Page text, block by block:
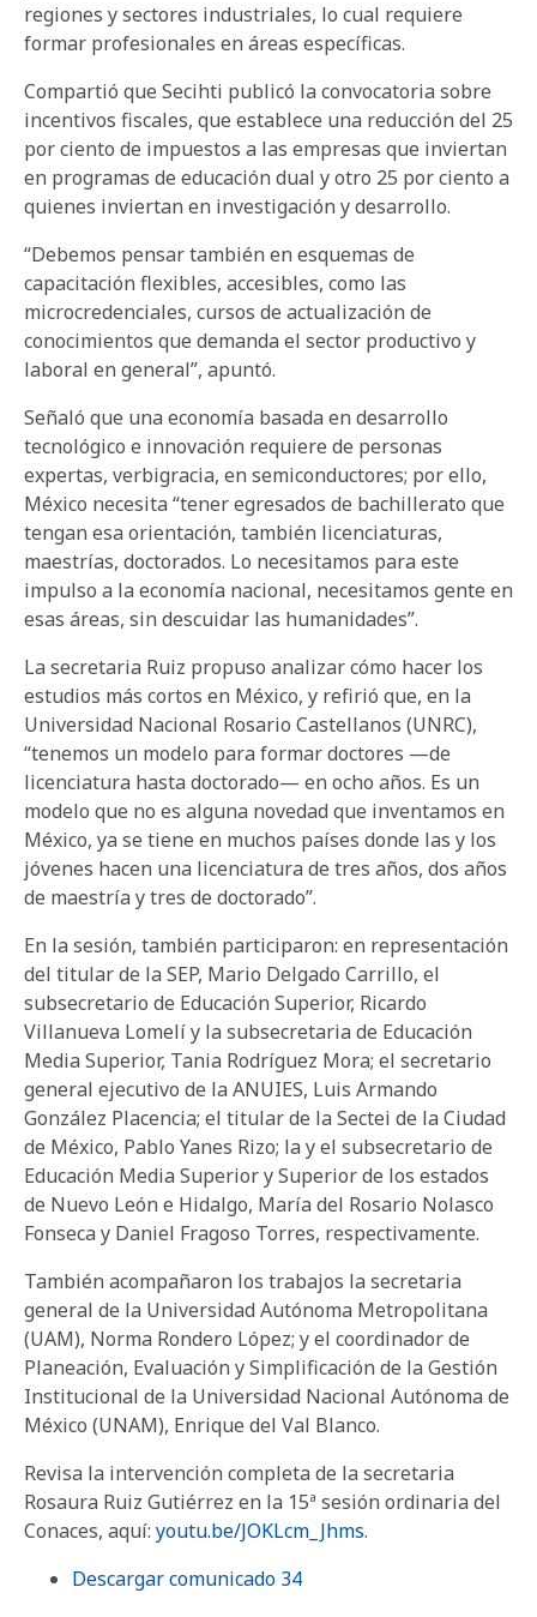
regiones y sectores industriales, lo cual requiere
formar profesionales en áreas específicas.
Compartió que Secihti publicó la convocatoria sobre
incentivos fiscales, que establece una reducción del 25
por ciento de impuestos a las empresas que inviertan
en programas de educación dual y otro 25 por ciento a
quienes inviertan en investigación y desarrollo.
“Debemos pensar también en esquemas de
capacitación flexibles, accesibles, como las
microcredenciales, cursos de actualización de
conocimientos que demanda el sector productivo y
laboral en general”, apuntó.
Señaló que una economía basada en desarrollo
tecnológico e innovación requiere de personas
expertas, verbigracia, en semiconductores; por ello,
México necesita “tener egresados de bachillerato que
tengan esa orientación, también licenciaturas,
maestrías, doctorados. Lo necesitamos para este
impulso a la economía nacional, necesitamos gente en
esas áreas, sin descuidar las humanidades”.
La secretaria Ruiz propuso analizar cómo hacer los
estudios más cortos en México, y refirió que, en la
Universidad Nacional Rosario Castellanos (UNRC),
“tenemos un modelo para formar doctores —de
licenciatura hasta doctorado— en ocho años. Es un
modelo que no es alguna novedad que inventamos en
México, ya se tiene en muchos países donde las y los
jóvenes hacen una licenciatura de tres años, dos años
de maestría y tres de doctorado”.
En la sesión, también participaron: en representación
del titular de la SEP, Mario Delgado Carrillo, el
subsecretario de Educación Superior, Ricardo
Villanueva Lomelí y la subsecretaria de Educación
Media Superior, Tania Rodríguez Mora; el secretario
general ejecutivo de la ANUIES, Luis Armando
González Placencia; el titular de la Sectei de la Ciudad
de México, Pablo Yanes Rizo; la y el subsecretario de
Educación Media Superior y Superior de los estados
de Nuevo León e Hidalgo, María del Rosario Nolasco
Fonseca y Daniel Fragoso Torres, respectivamente.
También acompañaron los trabajos la secretaria
general de la Universidad Autónoma Metropolitana
(UAM), Norma Rondero López; y el coordinador de
Planeación, Evaluación y Simplificación de la Gestión
Institucional de la Universidad Nacional Autónoma de
México (UNAM), Enrique del Val Blanco.
Revisa la intervención completa de la secretaria
Rosaura Ruiz Gutiérrez en la 15ª sesión ordinaria del
Conaces, aquí: youtu.be/JOKLcm_Jhms.
Descargar comunicado 34